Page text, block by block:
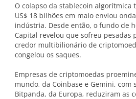
O colapso da stablecoin algorítmica
US$ 18 bilhões em maio enviou
indústria. Desde então, o fundo de
Capital revelou que sofreu pesadas
credor multibilionário de
congelou os saques.
Empresas de criptomoedas
mundo, da Coinbase e Gemini, com
Bitpanda, da Europa, reduziram as